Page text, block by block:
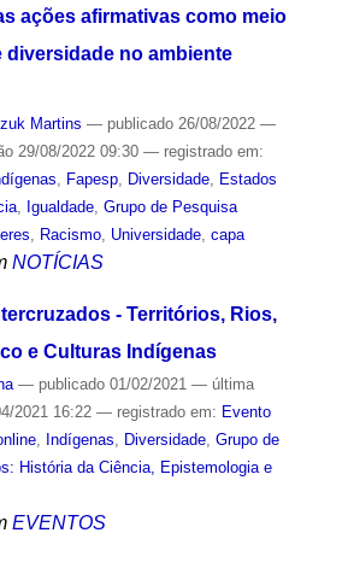
ações afirmativas como meio
diversidade no ambiente
Martins — publicado26/08/2022 —
29/08/2022 09:30 — registrado em:
, Fapesp, Diversidade, Estados
, Igualdade, Grupo de Pesquisa
, Racismo, Universidade, capa
NOTÍCIAS
- Territórios, Rios,
e Culturas Indígenas
— publicado01/02/2021 — última
2021 16:22 — registrado em: Evento
, Indígenas Diversidade, Grupo de
História da Ciência, Epistemologia e
EVENTOS